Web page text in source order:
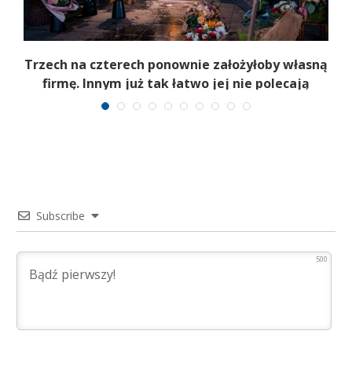
Trzech na czterech ponownie założyłoby własną
firmę. Innym już tak łatwo jej nie polecają
Subscribe
500